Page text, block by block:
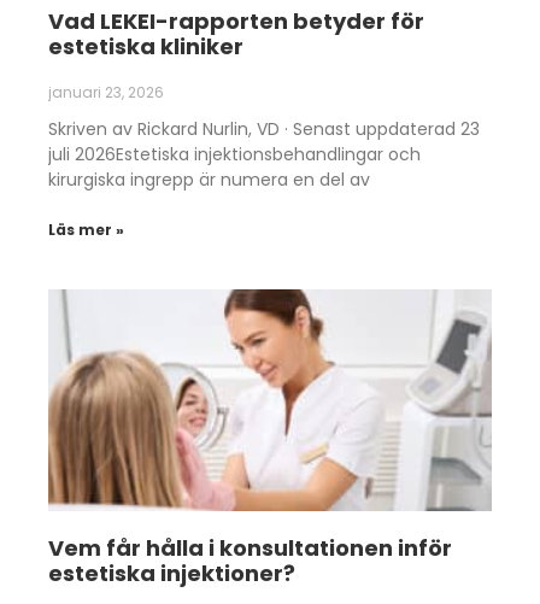
Vad LEKEI-rapporten betyder för
estetiska kliniker
januari 23, 2026
Skriven av Rickard Nurlin, VD · Senast uppdaterad 23
juli 2026Estetiska injektionsbehandlingar och
kirurgiska ingrepp är numera en del av
Läs mer »
Vem får hålla i konsultationen inför
estetiska injektioner?